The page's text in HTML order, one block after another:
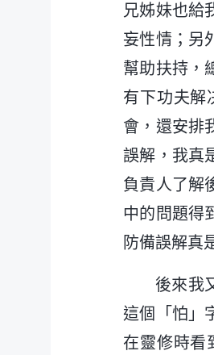
兄姊妹也給
妄性情；另
幫助扶持，
有下功夫解
會，還安排
誤解，我真
負責人了解
中的問題得
防備誤解真
後來我
這個「怕」
在靈修時看